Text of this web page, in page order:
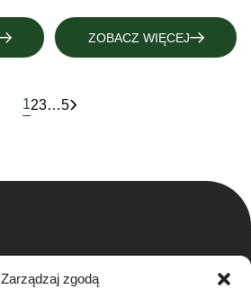
Zarządzaj zgodą
ZOBACZ WIĘCEJ
123…5